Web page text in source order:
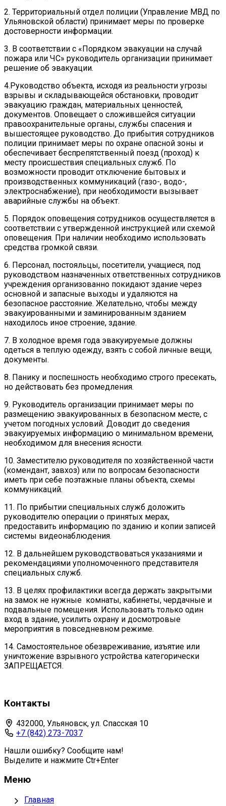
2. Территориальный отдел полиции (Управление МВД по
Ульяновской области) принимает меры по проверке
достоверности информации.
3. В соответствии с «Порядком эвакуации на случай
пожара или ЧС» руководитель организации принимает
решение об эвакуации.
4.Руководство объекта, исходя из реальности угрозы
взрывы и складывающейся обстановки, проводит
эвакуацию граждан, материальных ценностей,
документов. Оповещает о сложившейся ситуации
правоохранительные органы, службы спасения и
вышестоящее руководство. До прибытия сотрудников
полиции принимает меры по охране опасной зоны и
обеспечивает беспрепятственный поезд (проход) к
месту происшествия специальных служб. По
возможности проводит отключение бытовых и
производственных коммуникаций (газо-, водо-,
электроснабжение), при необходимости вызывает
аварийные службы на объект.
5. Порядок оповещения сотрудников осуществляется в
соответствии с утвержденной инструкцией или схемой
оповещения. При наличии необходимо использовать
средства громкой связи.
6. Персонал, постояльцы, посетители, учащиеся, под
руководством назначенных ответственных сотрудников
учреждения организованно покидают здание через
основной и запасные выходы и удаляются на
безопасное расстояние. Желательно, чтобы между
эвакуированными и заминированным зданием
находилось иное строение, здание.
7. В холодное время года эвакуируемые должны
одеться в теплую одежду, взять с собой личные вещи,
документы.
8. Панику и поспешность необходимо строго пресекать,
но действовать без промедления.
9. Руководитель организации принимает меры по
размещению эвакуированных в безопасном месте, с
учетом погодных условий. Доводит до сведения
эвакуируемых информацию о минимальном времени,
необходимом для внесения ясности.
10. Заместителю руководителя по хозяйственной части
(комендант, завхоз) или по вопросам безопасности
иметь при себе поэтажные планы объекта, схемы
коммуникаций.
11. По прибытии специальных служб доложить
руководителю операции о принятых мерах,
предоставить информацию по зданию и копии записей
системы видеонаблюдения.
12. В дальнейшем руководствоваться указаниями и
рекомендациями уполномоченного представителя
специальных служб.
13. В целях профилактики всегда держать закрытыми
на замок не нужные комнаты, кабинеты, чердачные и
подвальные помещения. Использовать только один
вход в здание, усилить охрану и досмотровые
мероприятия в повседневном режиме.
14. Самостоятельное обезвреживание, изъятие или
уничтожение взрывного устройства категорически
ЗАПРЕЩАЕТСЯ.
Контакты
432000, Ульяновск, ул. Спасская 10
+7 (842) 273-7037
Нашли ошибку? Сообщите нам!
Выделите и нажмите Ctr+Enter
Меню
Главная